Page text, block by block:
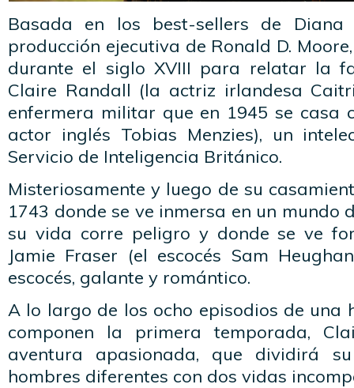
Basada en los best-sellers de
producción ejecutiva de Ronald D.
durante el siglo XVIII para relatar la
Claire Randall (la actriz irlandesa
enfermera militar que en 1945 se casa
actor inglés Tobias Menzies), un
Servicio de Inteligencia Británico.
Misteriosamente y luego de su
1743 donde se ve inmersa en un mundo
su vida corre peligro y donde se ve
Jamie Fraser (el escocés Sam
escocés, galante y romántico.
A lo largo de los ocho episodios de una
componen la primera temporada,
aventura apasionada, que dividirá
hombres diferentes con dos vidas